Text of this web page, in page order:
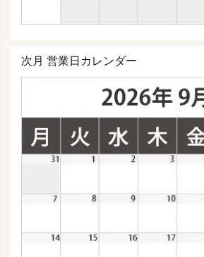
次月 営業日カレンダー